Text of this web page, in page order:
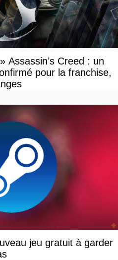
Assassin’s Creed : un
pour la franchise,
jeu gratuit à garder